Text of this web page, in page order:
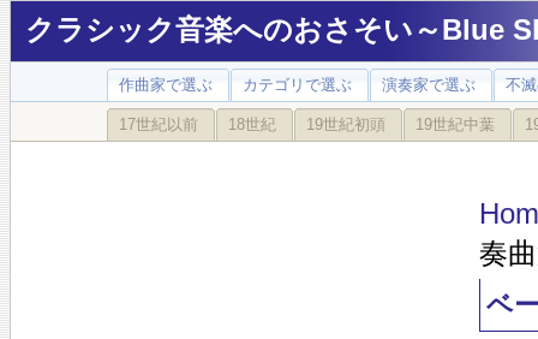
クラシック音楽へのおさそい～Blue
作曲家で選ぶ カテゴリで選ぶ 演奏家で選ぶ 不
17世紀以前 18世紀 19世紀初頭 19世紀中葉
奏
ベ